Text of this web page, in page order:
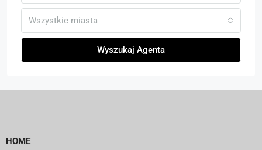
Wszystkie miasta
Wyszukaj Agenta
HOME